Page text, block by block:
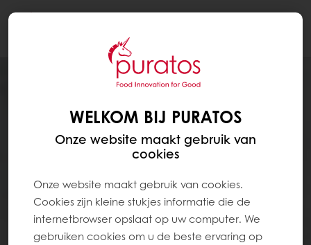
WELKOM BIJ PURATOS
Onze website maakt gebruik van
cookies
Onze website maakt gebruik van cookies.
Cookies zijn kleine stukjes informatie die de
internetbrowser opslaat op uw computer. We
gebruiken cookies om u de beste ervaring op